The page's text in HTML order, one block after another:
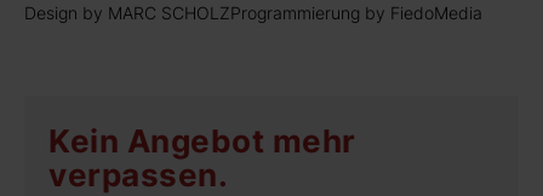
Design by MARC SCHOLZProgrammierung by FiedoMedia
Kein Angebot mehr
verpassen.